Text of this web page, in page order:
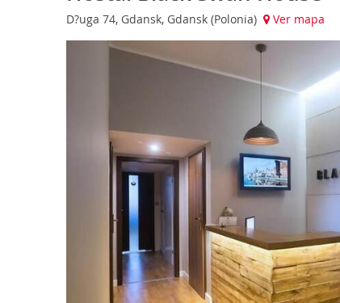
D?uga 74, Gdansk, Gdansk (Polonia) Ver mapa